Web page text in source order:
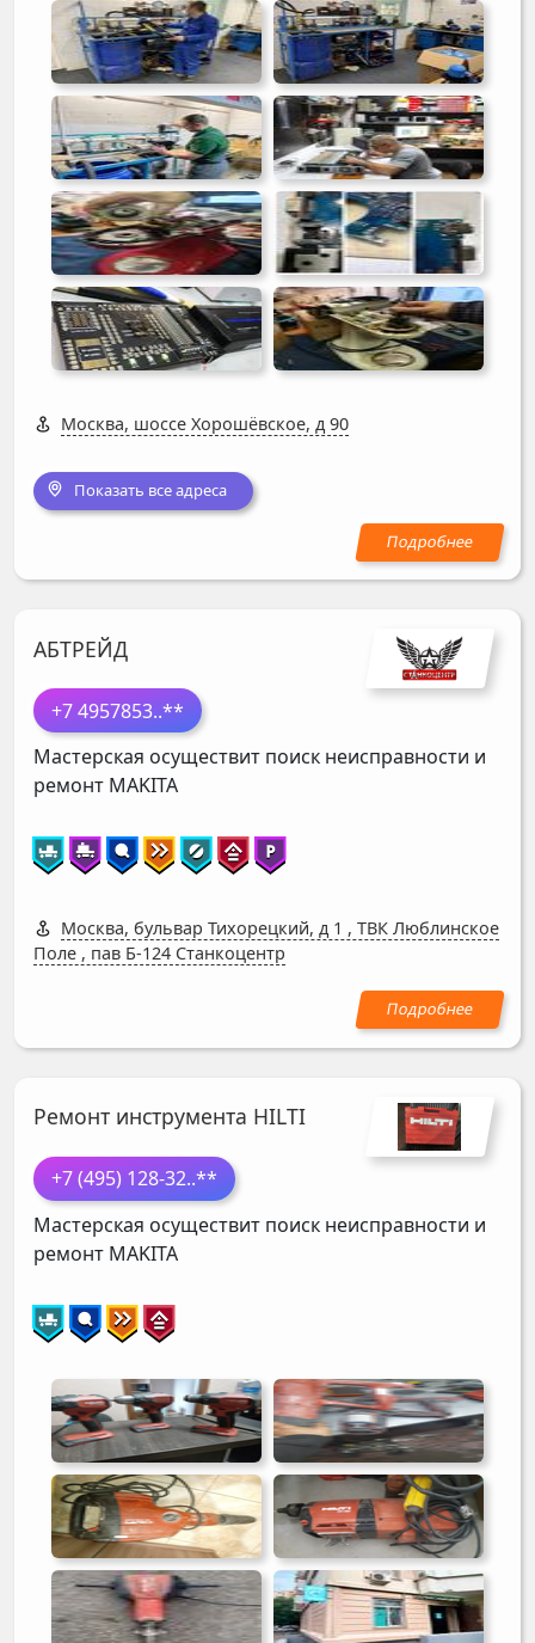
Москва, шоссе Хорошёвское, д 90
Показать все адреса
АБТРЕЙД
+7 4957853..**
Мастерская осуществит поиск неисправности и
ремонт MAKITA
Москва, бульвар Тихорецкий, д 1 , ТВК Люблинское
Поле , пав Б-124 Станкоцентр
Ремонт инструмента HILTI
+7 (495) 128-32..**
Мастерская осуществит поиск неисправности и
ремонт MAKITA